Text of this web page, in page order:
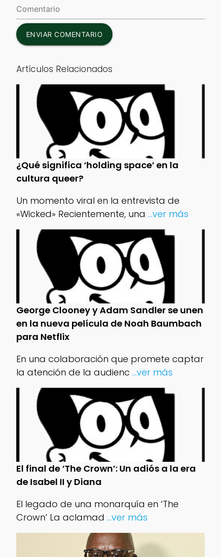
ENVIAR COMENTARIO
Artículos Relacionados
¿Qué significa ‘holding space’ en la
cultura queer?
Un momento viral en la entrevista de
«Wicked» Recientemente, una ...ver más
George Clooney y Adam Sandler se unen
en la nueva película de Noah Baumbach
para Netflix
En una colaboración que promete captar
la atención de la audienc ...ver más
El final de ‘The Crown’: Un adiós a la era
de Isabel II y Diana
El legado de una monarquía en ‘The
Crown’ La aclamad ...ver más